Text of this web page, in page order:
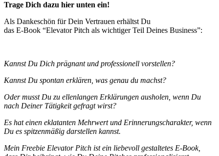
Trage Dich dazu hier unten ein!
Als Dankeschön für Dein Vertrauen erhältst Du
das E-Book “Elevator Pitch als wichtiger Teil Deines Business”:
Kannst Du Dich prägnant und professionell vorstellen?
Kannst Du spontan erklären, was genau du machst?
Oder musst Du zu ellenlangen Erklärungen ausholen, wenn Du
nach Deiner Tätigkeit gefragt wirst?
Es hat einen eklatanten Mehrwert und Erinnerungscharakter, wenn
Du es spitzenmäßig darstellen kannst.
Mein Freebie Elevator Pitch ist ein liebevoll gestaltetes E-Book,